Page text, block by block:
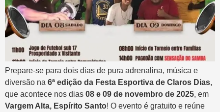
Prepare-se para dois dias de pura adrenalina, música e
diversão na 6ª edição da Festa Esportiva de Claros Dias,
que acontece nos dias 08 e 09 de novembro de 2025, em
Vargem Alta, Espírito Santo! O evento é gratuito e reúne